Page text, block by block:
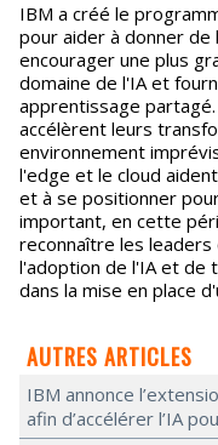
IBM a créé le
pour aider à donner de
encourager une plus
domaine de l'IA et
apprentissage
accélèrent leurs
environnement
l'edge et le cloud
et à se positionner
important, en cette
reconnaître les
l'adoption de l'IA et de
dans la mise en place
AUTRES ARTICLES
IBM annonce
afin d’accélérer l’IA